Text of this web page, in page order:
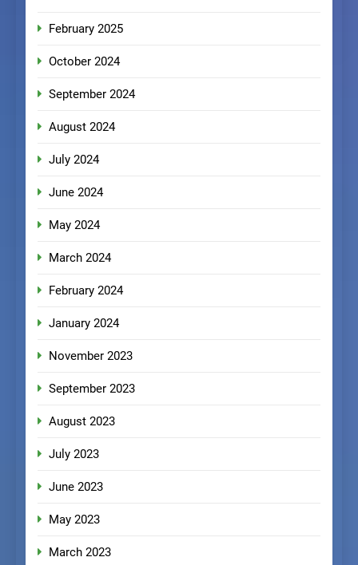
February 2025
October 2024
September 2024
August 2024
July 2024
June 2024
May 2024
March 2024
February 2024
January 2024
November 2023
September 2023
August 2023
July 2023
June 2023
May 2023
March 2023